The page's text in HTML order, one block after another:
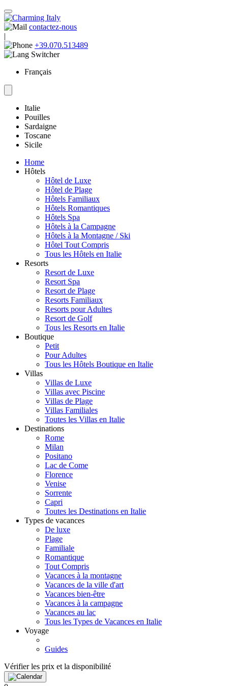
contactez-nous
|
+39.070.513489
Français
Italie
Pouilles
Sardaigne
Toscane
Sicile
Home
Hôtels
Hôtel de Luxe
Hôtel de Plage
Hôtels Familiaux
Hôtels Romantiques
Hôtels Spa
Hôtels à la Campagne
Hôtels à la Montagne / Ski
Hôtel Tout Compris
Tous les Hôtels en Italie
Resorts
Resort de Luxe
Resort Spa
Resort de Plage
Resorts Familiaux
Resorts pour Adultes
Resort de Golf
Tous les Resorts en Italie
Boutique
Petit
Pour Adultes
Tous les Hôtels Boutique en Italie
Villas
Villas de Luxe
Villas avec Piscine
Villas de Plage
Villas Familiales
Toutes les Villas en Italie
Destinations
Rome
Milan
Positano
Lac de Come
Florence
Venise
Sorrente
Capri
Toutes les Destinations en Italie
Types de vacances
De luxe
Plage
Familiale
Romantique
Tout Compris
Vacances à la montagne
Vacances de la ville d'art
Vacances bien-être
Vacances à la campagne
Vacances au lac
Tous les Types de Vacances en Italie
Voyage
Guides
Vérifier les prix et la disponibilité